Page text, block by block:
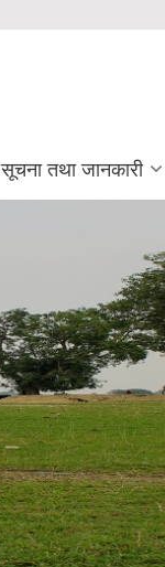
सूचना तथा जानकारी